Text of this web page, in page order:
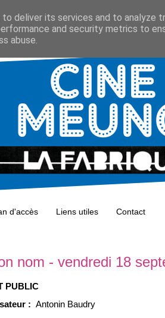
d'accès Liens utiles Contact
nom - vendredi 18
PUBLIC
: Antonin Baudry
deliver its services and to analyze
and security metrics to
abuse.